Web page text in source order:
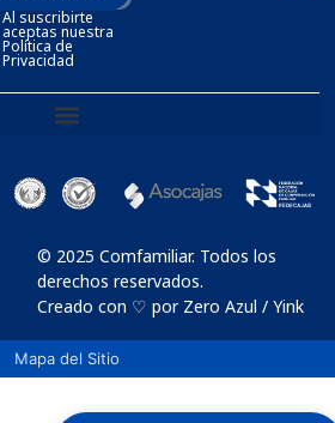
Al suscribirte
aceptas nuestra
Política de
Privacidad
© 2025 Comfamiliar. Todos los
derechos reservados.
Creado con ♡ por Zero Azul / Yink
Mapa del Sitio